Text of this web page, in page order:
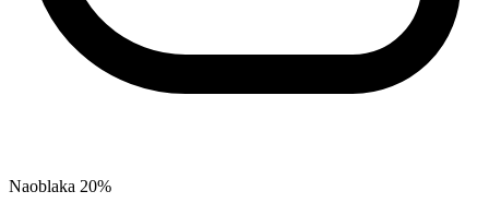
Naoblaka 20%